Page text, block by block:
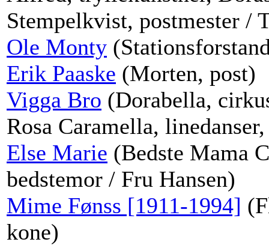
Stempelkvist, postmester /
Ole Monty
Erik Paaske (Morten, post)
Vigga Bro (Dorabella,
Rosa Caramella,
Else Marie (Bedste Mama
bedstemor / Fru Hansen)
Mime Fønss [1911-1994]
kone)